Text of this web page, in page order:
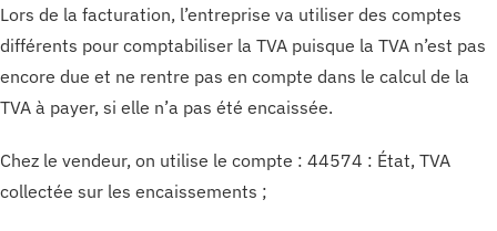
Lors de la facturation, l’entreprise va utiliser des comptes
différents pour comptabiliser la TVA puisque la TVA n’est pas
encore due et ne rentre pas en compte dans le calcul de la
TVA à payer, si elle n’a pas été encaissée.
Chez le vendeur, on utilise le compte : 44574 : État, TVA
collectée sur les encaissements ;